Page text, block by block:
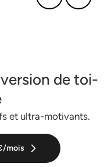
de toi-
et ultra-motivants.
mois